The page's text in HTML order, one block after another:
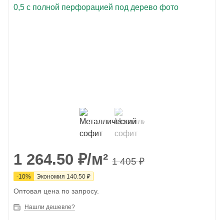
1 264.50 ₽/м² 1 405₽
-10% Экономия 140.50 ₽
Оптовая цена по запросу.
Нашли дешевле?